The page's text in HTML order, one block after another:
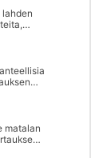
-
matalan